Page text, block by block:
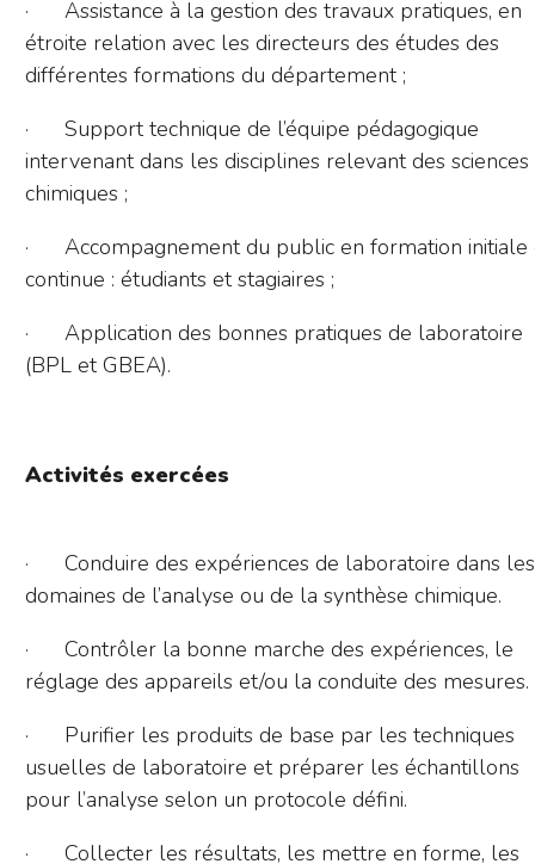
· Assistance à la gestion des travaux pratiques, en
étroite relation avec les directeurs des études des
différentes formations du département ;
· Support technique de l’équipe pédagogique
intervenant dans les disciplines relevant des sciences
chimiques ;
· Accompagnement du public en formation initiale
continue : étudiants et stagiaires ;
· Application des bonnes pratiques de laboratoire
(BPL et GBEA).
Activités exercées
· Conduire des expériences de laboratoire dans les
domaines de l’analyse ou de la synthèse chimique.
· Contrôler la bonne marche des expériences, le
réglage des appareils et/ou la conduite des mesures.
· Purifier les produits de base par les techniques
usuelles de laboratoire et préparer les échantillons
pour l’analyse selon un protocole défini.
· Collecter les résultats, les mettre en forme, les